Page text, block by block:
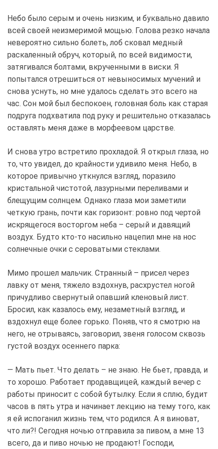
Небо было серым и очень низким, и буквально давило
всей своей неизмеримой мощью. Голова резко начала
невероятно сильно болеть, лоб сковал медный
раскаленный обруч, который, по всей видимости,
затягивался болтами, вкрученными в виски. Я
попытался отрешиться от невыносимых мучений и
снова уснуть, но мне удалось сделать это всего на
час. Сон мой был беспокоен, головная боль как старая
подруга подхватила под руку и решительно отказалась
оставлять меня даже в морфеевом царстве.
И снова утро встретило прохладой. Я открыл глаза, но
то, что увидел, до крайности удивило меня. Небо, в
которое привычно уткнулся взгляд, поразило
кристальной чистотой, лазурными переливами и
блещущим солнцем. Однако глаза мои заметили
четкую грань, почти как горизонт: ровно под чертой
искрящегося восторгом неба – серый и давящий
воздух. Будто кто-то насильно нацепил мне на нос
солнечные очки с сероватыми стеклами.
Мимо прошел мальчик. Странный – присел через
лавку от меня, тяжело вздохнув, расхрустел ногой
причудливо свернутый опавший кленовый лист.
Бросил, как казалось ему, незаметный взгляд, и
вздохнул еще более горько. Поняв, что я смотрю на
него, не отрываясь, заговорил, звеня голосом сквозь
густой воздух осеннего парка:
— Мать пьет. Что делать – не знаю. Не бьет, правда, и
то хорошо. Работает продавщицей, каждый вечер с
работы приносит с собой бутылку. Если я сплю, будит
часов в пять утра и начинает лекцию на тему того, как
я ей испоганил жизнь тем, что родился. А я виноват,
что ли?! Сегодня ночью отправила за пивом, а мне 13
всего, да и пиво ночью не продают! Господи,